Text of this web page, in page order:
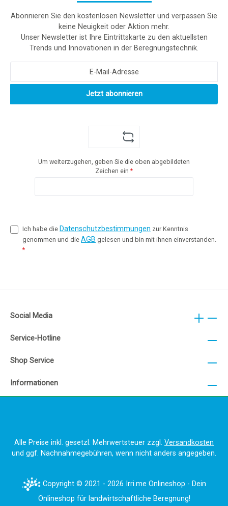
Abonnieren Sie den kostenlosen Newsletter und verpassen Sie
keine Neuigkeit oder Aktion mehr.
Unser Newsletter ist Ihre Eintrittskarte zu den aktuellsten
Trends und Innovationen in der Beregnungstechnik.
Jetzt abonnieren
Um weiterzugehen, geben Sie die oben abgebildeten
Zeichen ein *
Ich habe die Datenschutzbestimmungen zur Kenntnis
genommen und die AGB gelesen und bin mit ihnen einverstanden.
*
Service-Hotline
Shop Service
Informationen
Social Media
Alle Preise inkl. gesetzl. Mehrwertsteuer zzgl. Versandkosten
und ggf. Nachnahmegebühren, wenn nicht anders angegeben.
Copyright © 2021 - 2026 Irri.me Onlineshop - Dein
Onlineshop für landwirtschaftliche Beregnung!